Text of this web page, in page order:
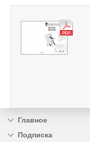
Главное
Подписка